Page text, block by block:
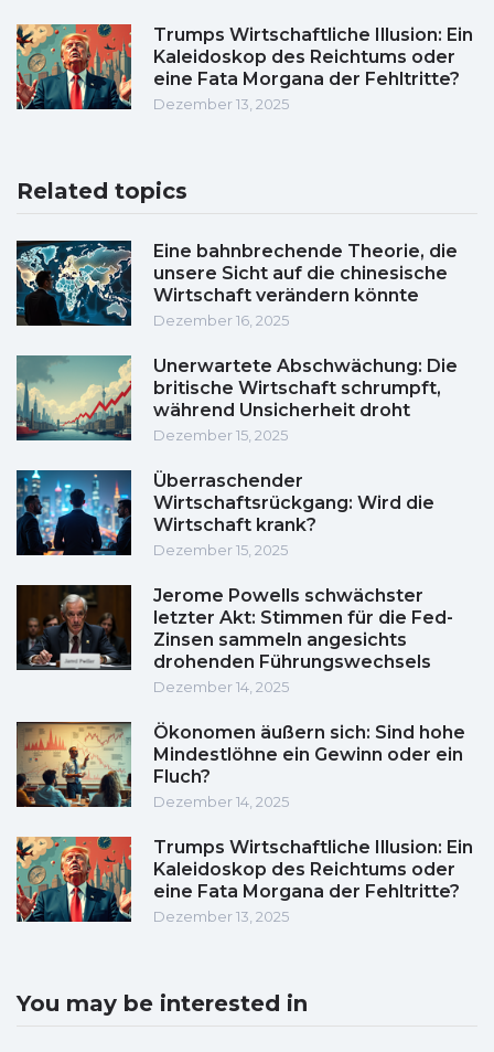
Trumps Wirtschaftliche Illusion: Ein
Kaleidoskop des Reichtums oder
eine Fata Morgana der Fehltritte?
Dezember 13, 2025
Related topics
Eine bahnbrechende Theorie, die
unsere Sicht auf die chinesische
Wirtschaft verändern könnte
Dezember 16, 2025
Unerwartete Abschwächung: Die
britische Wirtschaft schrumpft,
während Unsicherheit droht
Dezember 15, 2025
Überraschender
Wirtschaftsrückgang: Wird die
Wirtschaft krank?
Dezember 15, 2025
Jerome Powells schwächster
letzter Akt: Stimmen für die Fed-
Zinsen sammeln angesichts
drohenden Führungswechsels
Dezember 14, 2025
Ökonomen äußern sich: Sind hohe
Mindestlöhne ein Gewinn oder ein
Fluch?
Dezember 14, 2025
Trumps Wirtschaftliche Illusion: Ein
Kaleidoskop des Reichtums oder
eine Fata Morgana der Fehltritte?
Dezember 13, 2025
You may be interested in